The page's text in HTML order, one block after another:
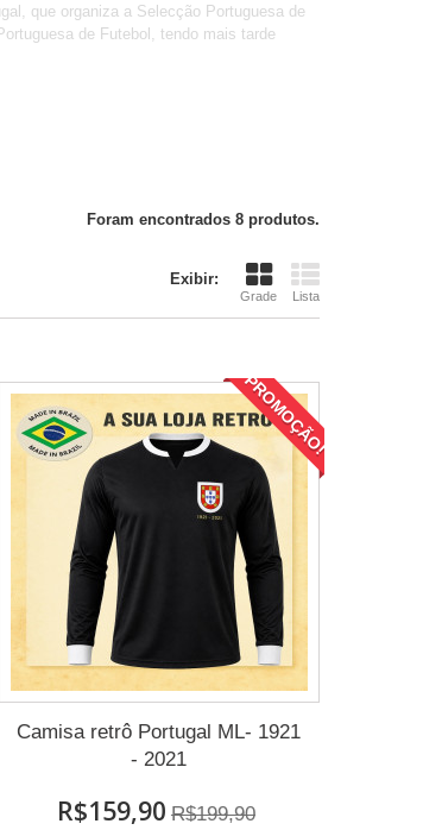
que organiza a Selecção Portuguesa de
de Futebol, tendo mais tarde
Foram encontrados 8 produtos.
Exibir:
Grade Lista
PROMOÇÃO!
Camisa retrô Portugal ML- 1921
- 2021
R$159,90 R$199,90